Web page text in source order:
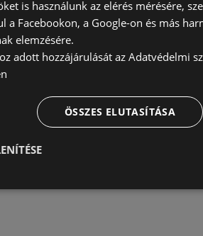
is használunk az elérés mérésére,
a Facebookon, a Google-on és más
elemzésére.
adott hozzájárulását az Adatvédelmi
ÖSSZES ELUTASÍTÁSA